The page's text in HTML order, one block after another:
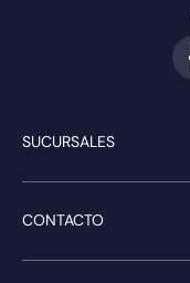
SUCURSALES
CONTACTO